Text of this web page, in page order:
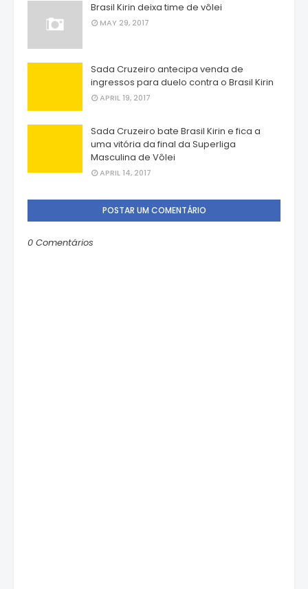
Brasil Kirin deixa time de vôlei
MAY 29, 2017
Sada Cruzeiro antecipa venda de
ingressos para duelo contra o Brasil Kirin
APRIL 19, 2017
Sada Cruzeiro bate Brasil Kirin e fica a
uma vitória da final da Superliga
Masculina de Vôlei
APRIL 14, 2017
POSTAR UM COMENTÁRIO
0 Comentários